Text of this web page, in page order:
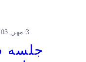
3 مهر, 1403
جلسه